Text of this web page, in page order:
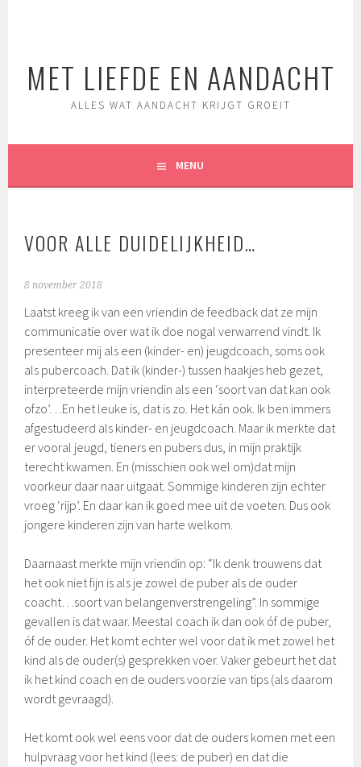
MET LIEFDE EN AANDACHT
ALLES WAT AANDACHT KRIJGT GROEIT
MENU
VOOR ALLE DUIDELIJKHEID…
8 november 2018
Laatst kreeg ik van een vriendin de feedback dat ze mijn
communicatie over wat ik doe nogal verwarrend vindt. Ik
presenteer mij als een (kinder- en) jeugdcoach, soms ook
als pubercoach. Dat ik (kinder-) tussen haakjes heb gezet,
interpreteerde mijn vriendin als een ‘soort van dat kan ook
ofzo’…En het leuke is, dat is zo. Het kán ook. Ik ben immers
afgestudeerd als kinder- en jeugdcoach. Maar ik merkte dat
er vooral jeugd, tieners en pubers dus, in mijn praktijk
terecht kwamen. En (misschien ook wel om)dat mijn
voorkeur daar naar uitgaat. Sommige kinderen zijn echter
vroeg ‘rijp’. En daar kan ik goed mee uit de voeten. Dus ook
jongere kinderen zijn van harte welkom.
Daarnaast merkte mijn vriendin op: “Ik denk trouwens dat
het ook niet fijn is als je zowel de puber als de ouder
coacht…soort van belangenverstrengeling”. In sommige
gevallen is dat waar. Meestal coach ik dan ook óf de puber,
óf de ouder. Het komt echter wel voor dat ik met zowel het
kind als de ouder(s) gesprekken voer. Vaker gebeurt het dat
ik het kind coach en de ouders voorzie van tips (als daarom
wordt gevraagd).
Het komt ook wel eens voor dat de ouders komen met een
hulpvraag voor het kind (lees: de puber) en dat die